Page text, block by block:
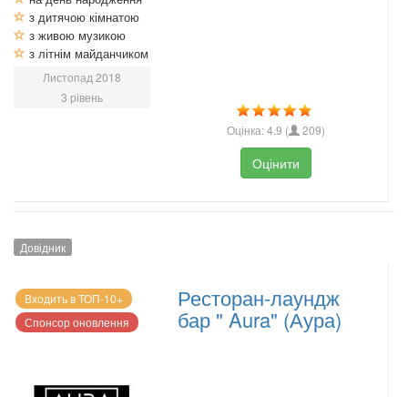
з дитячою кімнатою
з живою музикою
з літнім майданчиком
Листопад 2018
3 рівень
Оцінка:4.9 ( 209)
Оцінити
Довідник
Входить в ТОП-10+
Спонсор оновлення
Ресторан-лаундж
бар " Aura" (Аура)